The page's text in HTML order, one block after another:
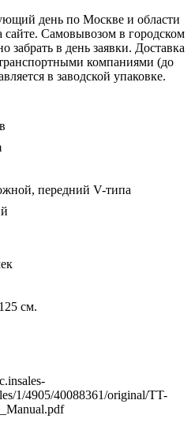
день по Москве и области
Самовывозом в городском
забрать в день заявки. Доставка
компаниями (до
в заводской упаковке.
передний V-типа
см.
1/4905/40088361/original/TT-